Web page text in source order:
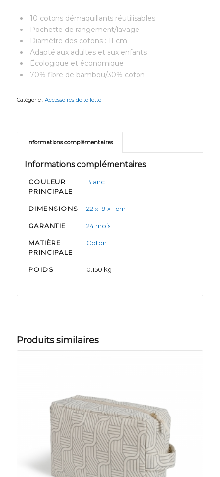
10 cotons démaquillants réutilisables
Pochette de rangement/lavage
Diamètre des cotons : 11 cm
Adapté aux adultes et aux enfants
Écologique et économique
70% fibre de bambou/30% coton
Catégorie : Accessoires de toilette
Informations complémentaires
Informations complémentaires
COULEUR
PRINCIPALE
Blanc
DIMENSIONS 22 x 19 x 1 cm
GARANTIE 24 mois
MATIÈRE
PRINCIPALE
Coton
POIDS 0.150 kg
Produits similaires